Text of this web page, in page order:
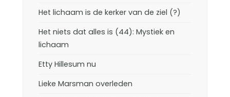
Het lichaam is de kerker van de ziel (?)
Het niets dat alles is (44): Mystiek en
lichaam
Etty Hillesum nu
Lieke Marsman overleden